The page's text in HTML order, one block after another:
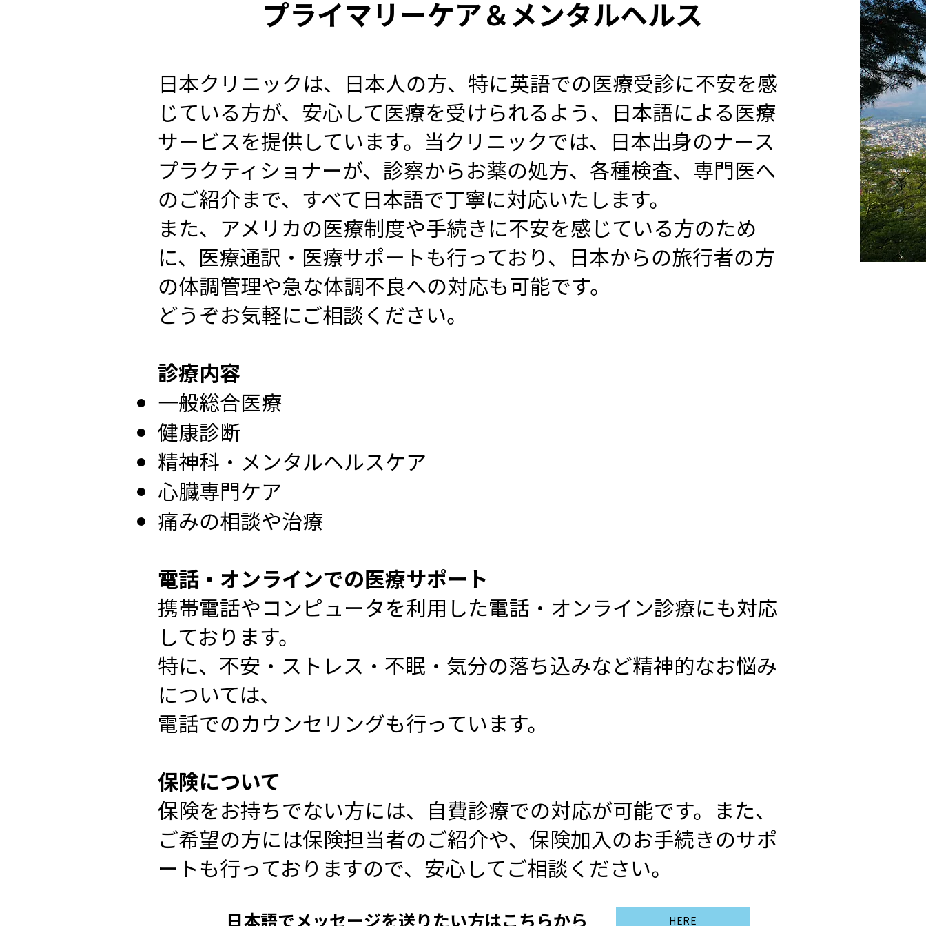
プライマリーケア＆メンタルヘルス
日本クリニックは、日本人の方、特に英語での医療受診に不安を感
じている方が、安心して医療を受けられるよう、日本語による医療
サービスを提供しています。当クリニックでは、日本出身のナース
プラクティショナーが、診察からお薬の処方、各種検査、専門医へ
のご紹介まで、すべて日本語で丁寧に対応いたします。
また、アメリカの医療制度や手続きに不安を感じている方のため
に、医療通訳・医療サポートも行っており、日本からの旅行者の方
の体調管理や急な体調不良への対応も可能です。
どうぞお気軽にご相談ください。
診療内容
一般総合医療
健康診断
精神科・メンタルヘルスケア
心臓専門ケア
​痛みの相談や治療
電話・オンラインでの医療サポート
携帯電話やコンピュータを利用した電話・オンライン診療にも対応
しております。
特に、不安・ストレス・不眠・気分の落ち込みなど精神的なお悩み
については、
電話でのカウンセリングも行っています。
保険について
保険をお持ちでない方には、自費診療での対応が可能です。また、
ご希望の方には保険担当者のご紹介や、保険加入のお手続きのサポ
ートも行っておりますので、安心してご相談ください。
​日本語でメッセージを送りたい方はこちらから HERE